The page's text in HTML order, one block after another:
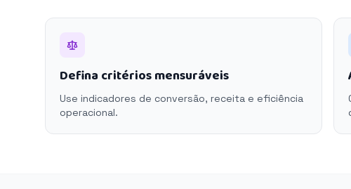
Defina critérios mensuráveis
Use indicadores de conversão, receita e eficiência
operacional.